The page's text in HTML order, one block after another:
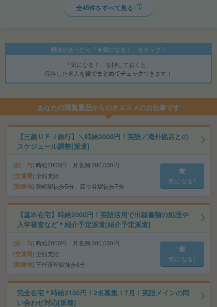
全45件をすべて見る
興味があったら「★気になる！」をタップ！
「気になる！」を押しておくと、
保存した求人を後でまとめてチェックできます！
あなたの閲覧履歴からのオススメのお仕事です
【三菱ＵＦＪ銀行】＼時給2000円！英語／海外拠店との
スケジュール調整[派遣]
給 与 時給2000円 月収例 280,000円
交通費 全額支給
勤務地 麹町駅徒歩5分、四ツ谷駅徒歩7分
気になる!
【基本在宅】時給2000円！英語活用で出願書類の処理や
入学審査など＊紹介予定派遣[紹介予定派遣]
給 与 時給2000円 月収例 300,000円
交通費 全額支給
勤務地 三軒茶屋駅徒歩6分
気になる!
完全在宅＊時給2150円！2名募集！7月！英語メインの問
い合わせ対応[派遣]